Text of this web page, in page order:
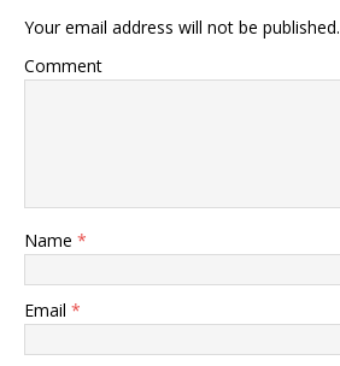
Your email address will not be published.
Comment
Name *
Email *